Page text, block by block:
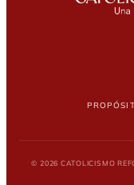
© 2026 Catolicismo